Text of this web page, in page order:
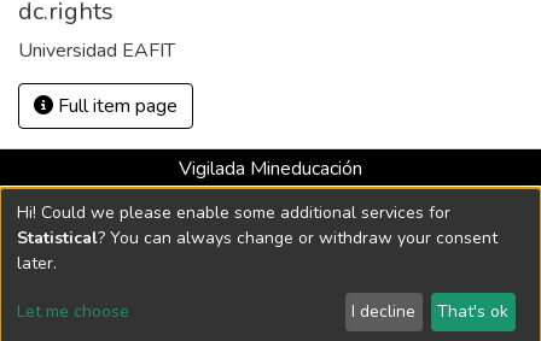
dc.rights
Universidad EAFIT
Full item page
Vigilada Mineducación
Universidad con Acreditación Institucional hasta 2026 -
Resolución MEN 2158 de 2018
DSpace software copyright © 2002-2026 LYRASIS
Send Feedback
Hi! Could we please enable some additional services for
Statistical? You can always change or withdraw your consent
later.
Let me choose I decline That's ok